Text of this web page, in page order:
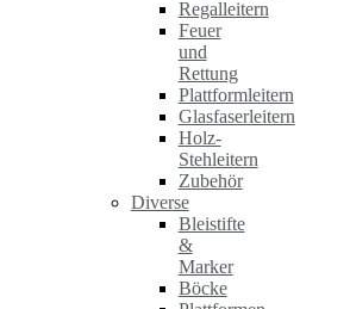
Regalleitern
Feuer
und
Rettung
Plattformleitern
Glasfaserleitern
Holz-
Stehleitern
Zubehör
Diverse
Bleistifte
&
Marker
Böcke